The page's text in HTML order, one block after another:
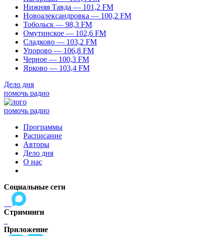
Нижняя Тавда — 101,2 FM
Новоалександровка — 100,2 FM
Тобольск — 98,3 FM
Омутинское — 102,6 FM
Сладково — 103,2 FM
Упорово — 106,8 FM
Черное — 100,3 FM
Ярково — 103,4 FM
Дело дня
помочь радио
помочь радио
Программы
Расписание
Авторы
Дело дня
О нас
Социальные сети
Стриминги
Приложение